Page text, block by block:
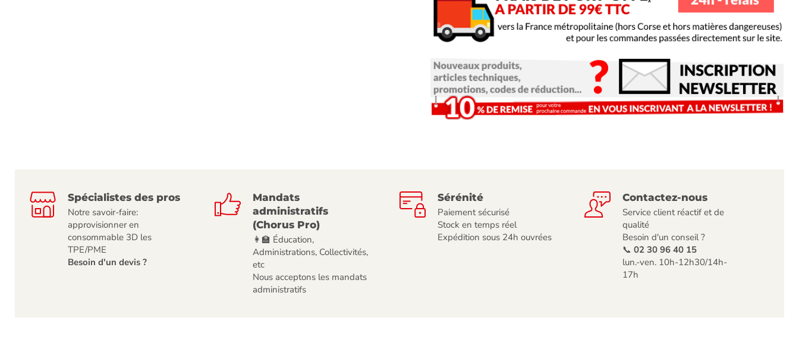
Spécialistes des pros
Notre savoir-faire:
approvisionner en
consommable 3D les
TPE/PME
Besoin d'un devis ?
Mandats
administratifs
(Chorus Pro)
👩‍🏫 Éducation,
Administrations, Collectivités,
etc
Nous acceptons les mandats
administratifs
Sérénité
Paiement sécurisé
Stock en temps réel
Expédition sous 24h ouvrées
Contactez-nous
Service client réactif et de
qualité
Besoin d'un conseil ?
📞 02 30 96 40 15
lun.-ven. 10h-12h30/14h-
17h